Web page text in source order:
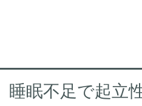
睡眠不足で起立